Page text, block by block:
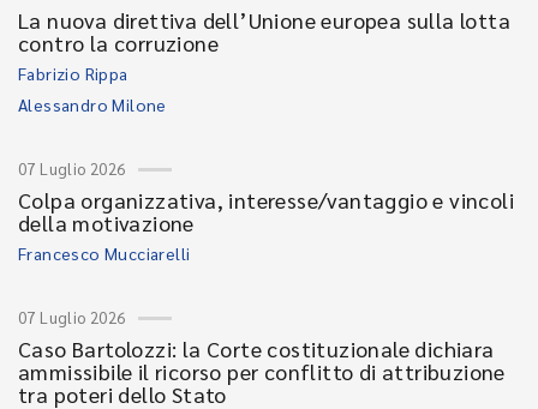
La nuova direttiva dell’Unione europea sulla lotta
contro la corruzione
Fabrizio Rippa
Alessandro Milone
07 Luglio 2026
Colpa organizzativa, interesse/vantaggio e vincoli
della motivazione
Francesco Mucciarelli
07 Luglio 2026
Caso Bartolozzi: la Corte costituzionale dichiara
ammissibile il ricorso per conflitto di attribuzione
tra poteri dello Stato